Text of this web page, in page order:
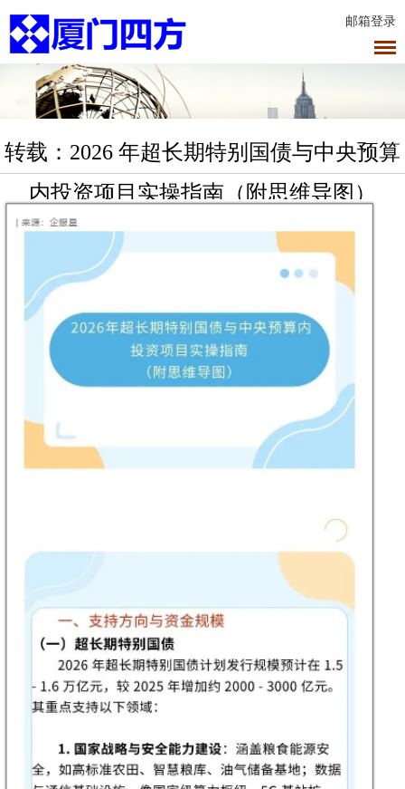
邮箱登录
转载：2026 年超长期特别国债与中央预算
内投资项目实操指南（附思维导图）